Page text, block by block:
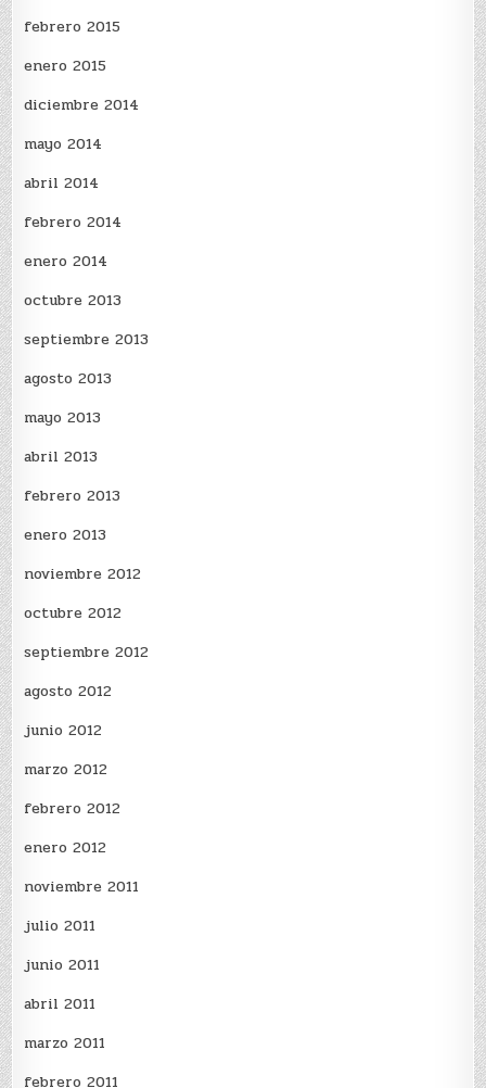
febrero 2015
enero 2015
diciembre 2014
mayo 2014
abril 2014
febrero 2014
enero 2014
octubre 2013
septiembre 2013
agosto 2013
mayo 2013
abril 2013
febrero 2013
enero 2013
noviembre 2012
octubre 2012
septiembre 2012
agosto 2012
junio 2012
marzo 2012
febrero 2012
enero 2012
noviembre 2011
julio 2011
junio 2011
abril 2011
marzo 2011
febrero 2011